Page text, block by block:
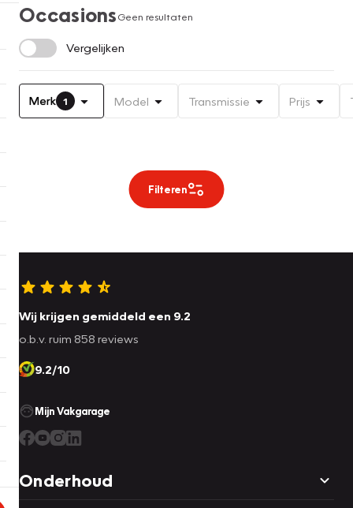
OccasionsGeen resultaten
Vergelijken
Merk 1 Model Transmissie Prijs
Filteren
Wij krijgen gemiddeld een 9.2
o.b.v. ruim 858 reviews
9.2/10
Mijn Vakgarage
Onderhoud